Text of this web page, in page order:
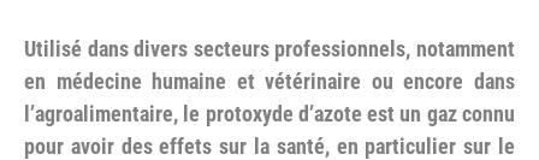
Utilisé dans divers secteurs professionnels, notamment
en médecine humaine et vétérinaire ou encore dans
l’agroalimentaire, le protoxyde d’azote est un gaz connu
pour avoir des effets sur la santé, en particulier sur le